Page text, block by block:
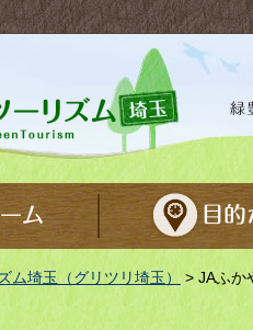
埼玉 緑豊かな農山村で 楽しく！
ム埼玉（グリツリ埼玉） > JAふか